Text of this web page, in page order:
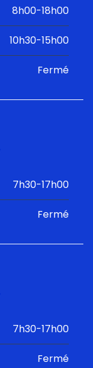
8h00-18h00
10h30-15h00
Fermé
7h30-17h00
Fermé
7h30-17h00
Fermé